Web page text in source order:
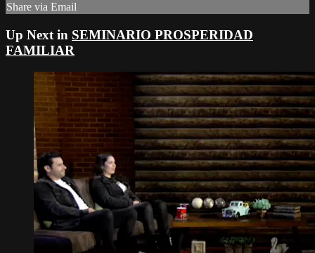
Share via Email
Up Next in SEMINARIO PROSPERIDAD
FAMILIAR